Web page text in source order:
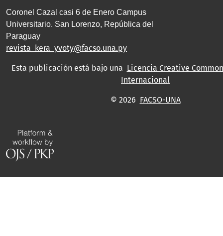
Coronel Cazal casi 6 de Enero Campus
Universitario. San Lorenzo, República del
Paraguay
revista_kera_yvoty@facso.una.py
Esta publicación está bajo una Licencia Creative
Internacional
© 2026 FACSO-UNA